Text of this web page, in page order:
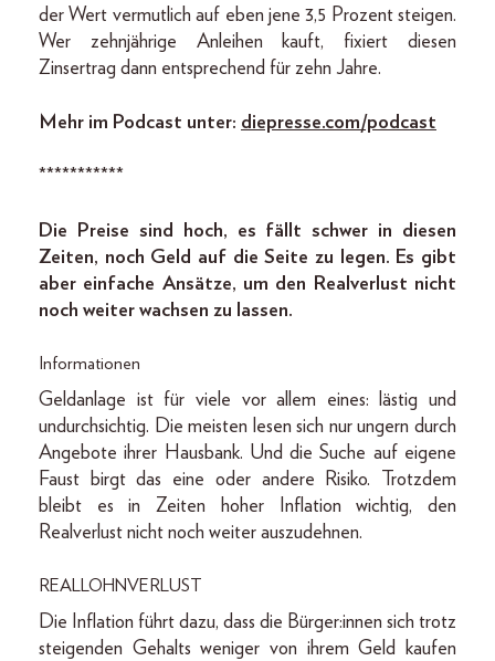
der Wert vermutlich auf eben jene 3,5 Prozent steigen.
Wer zehnjährige Anleihen kauft, fixiert diesen
Zinsertrag dann entsprechend für zehn Jahre.
Mehr im Podcast unter: diepresse.com/podcast
***********
Die Preise sind hoch, es fällt schwer in diesen
Zeiten, noch Geld auf die Seite zu legen. Es gibt
aber einfache Ansätze, um den Realverlust nicht
noch weiter wachsen zu lassen.
Informationen
Geldanlage ist für viele vor allem eines: lästig und
undurchsichtig. Die meisten lesen sich nur ungern durch
Angebote ihrer Hausbank. Und die Suche auf eigene
Faust birgt das eine oder andere Risiko. Trotzdem
bleibt es in Zeiten hoher Inflation wichtig, den
Realverlust nicht noch weiter auszudehnen.
REALLOHNVERLUST
Die Inflation führt dazu, dass die Bürger:innen sich trotz
steigenden Gehalts weniger von ihrem Geld kaufen